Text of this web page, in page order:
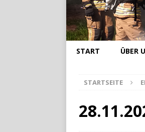
START ÜBER
STARTSEITE